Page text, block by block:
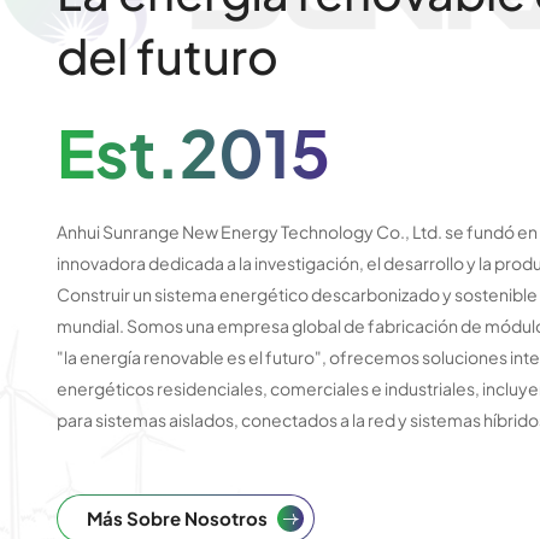
del futuro
Est.2015
Anhui Sunrange New Energy Technology Co., Ltd. se fundó
innovadora dedicada a la investigación, el desarrollo y la
Construir un sistema energético descarbonizado y sostenible
mundial. Somos una empresa global de fabricación de
"la energía renovable es el futuro", ofrecemos soluciones
energéticos residenciales, comerciales e industriales,
para sistemas aislados, conectados a la red y sistemas
Más Sobre Nosotros